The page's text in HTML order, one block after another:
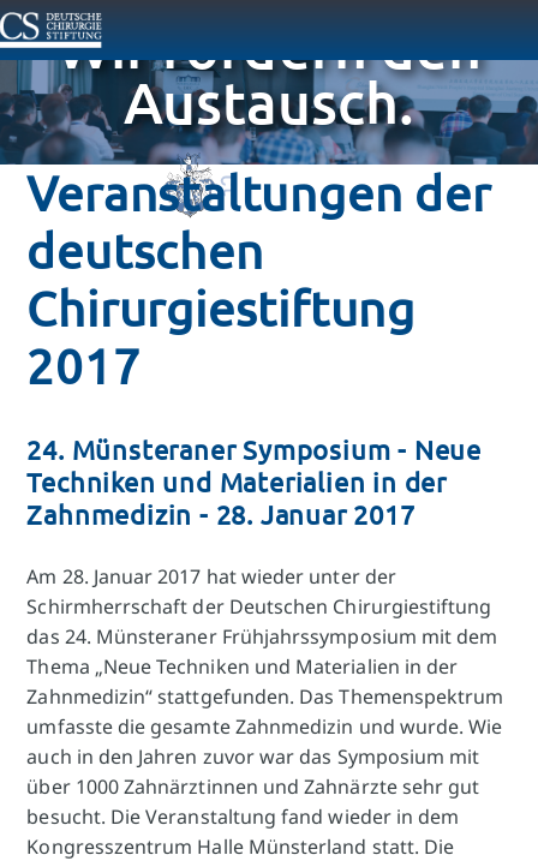
Wir fördern den
Austausch.
Veranstaltungen der
deutschen
Chirurgiestiftung
2017
24. Münsteraner Symposium - Neue
Techniken und Materialien in der
Zahnmedizin - 28. Januar 2017
Am 28. Januar 2017 hat wieder unter der
Schirmherrschaft der Deutschen Chirurgiestiftung
das 24. Münsteraner Frühjahrssymposium mit dem
Thema „Neue Techniken und Materialien in der
Zahnmedizin“ stattgefunden. Das Themenspektrum
umfasste die gesamte Zahnmedizin und wurde. Wie
auch in den Jahren zuvor war das Symposium mit
über 1000 Zahnärztinnen und Zahnärzte sehr gut
besucht. Die Veranstaltung fand wieder in dem
Kongresszentrum Halle Münsterland statt. Die